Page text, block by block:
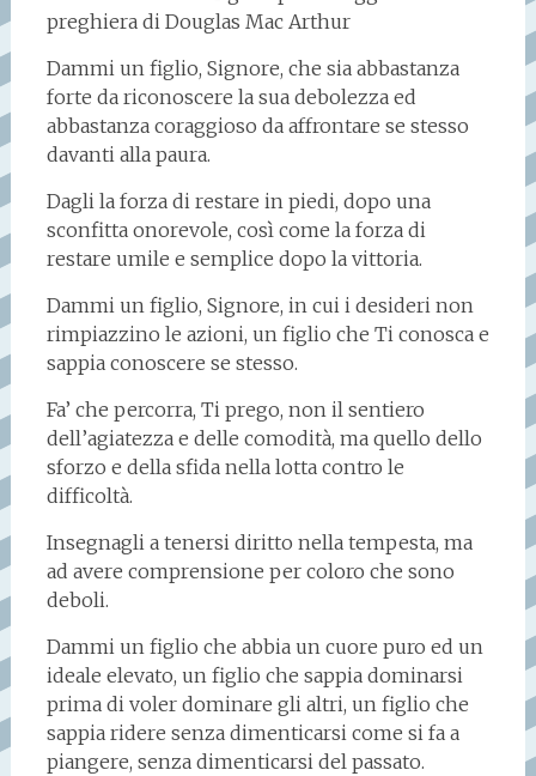
preghiera di Douglas Mac Arthur
Dammi un figlio, Signore, che sia abbastanza
forte da riconoscere la sua debolezza ed
abbastanza coraggioso da affrontare se stesso
davanti alla paura.
Dagli la forza di restare in piedi, dopo una
sconfitta onorevole, così come la forza di
restare umile e semplice dopo la vittoria.
Dammi un figlio, Signore, in cui i desideri non
rimpiazzino le azioni, un figlio che Ti conosca e
sappia conoscere se stesso.
Fa’ che percorra, Ti prego, non il sentiero
dell’agiatezza e delle comodità, ma quello dello
sforzo e della sfida nella lotta contro le
difficoltà.
Insegnagli a tenersi diritto nella tempesta, ma
ad avere comprensione per coloro che sono
deboli.
Dammi un figlio che abbia un cuore puro ed un
ideale elevato, un figlio che sappia dominarsi
prima di voler dominare gli altri, un figlio che
sappia ridere senza dimenticarsi come si fa a
piangere, senza dimenticarsi del passato.